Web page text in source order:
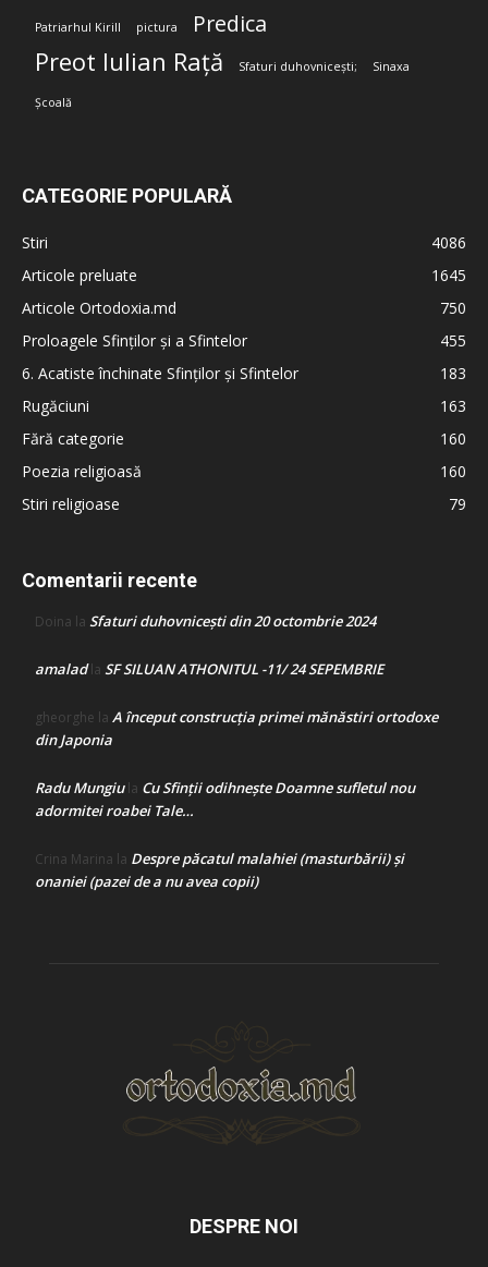
Patriarhul Kirill pictura Predica
Preot Iulian Rață Sfaturi duhovnicești; Sinaxa
Școală
CATEGORIE POPULARĂ
Stiri
4086
Articole preluate
1645
Articole Ortodoxia.md
750
Proloagele Sfinților și a Sfintelor
455
6. Acatiste închinate Sfinților și Sfintelor
183
Rugăciuni
163
Fără categorie
160
Poezia religioasă
160
Stiri religioase
79
Comentarii recente
Doina la Sfaturi duhovnicești din 20 octombrie 2024
amaladla SF SILUAN ATHONITUL -11/ 24 SEPEMBRIE
gheorghe la A început construcţia primei mănăstiri ortodoxe
din Japonia
Radu Mungiula Cu Sfinții odihnește Doamne sufletul nou
adormitei roabei Tale…
Crina Marina la Despre păcatul malahiei (masturbării) şi
onaniei (pazei de a nu avea copii)
DESPRE NOI